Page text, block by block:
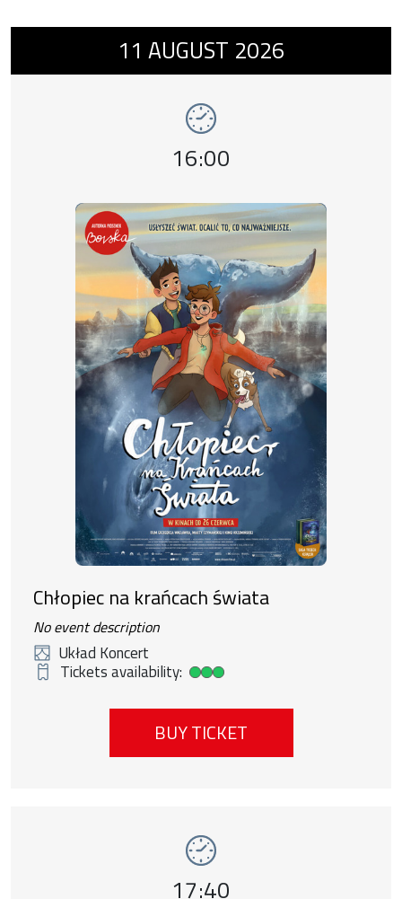
Event number 7: Chłopiec na krańcach
11 AUGUST 2026
Event time,
16:00
Chłopiec na krańcach świata
No event description
Układ Koncert
Tickets availability:
High ticket availability
BUY TICKET
Event time,
17:40